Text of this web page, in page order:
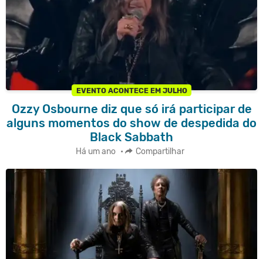
EVENTO ACONTECE EM JULHO
Ozzy Osbourne diz que só irá participar de
alguns momentos do show de despedida do
Black Sabbath
Há um ano • Compartilhar